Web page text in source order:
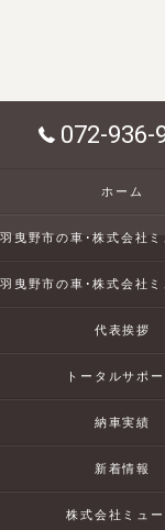
072-936-
ホーム
代表挨拶
トータルサポー
納車実績
新着情報
株式会社ミュ